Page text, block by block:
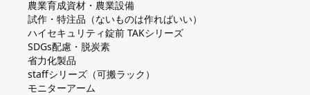
農業育成資材・農業設備
試作・特注品（ないものは作ればいい）
ハイセキュリティ錠前 TAKシリーズ
SDGs配慮・脱炭素
省力化製品
staffシリーズ（可搬ラック）
モニターアーム